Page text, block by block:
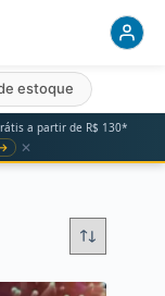
a partir de R$ 130*
✕
estoque